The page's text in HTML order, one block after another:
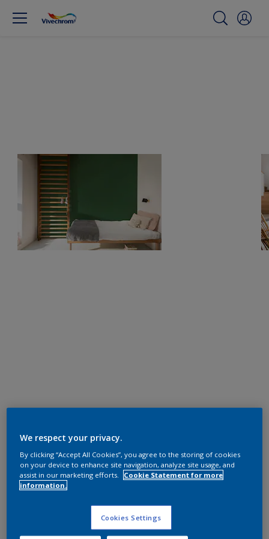
We respect your privacy.
By clicking “Accept All Cookies”, you agree to the storing of cookies
on your device to enhance site navigation, analyze site usage, and
assist in our marketing efforts.
Cookie Statement for more
information.
Cookies Settings